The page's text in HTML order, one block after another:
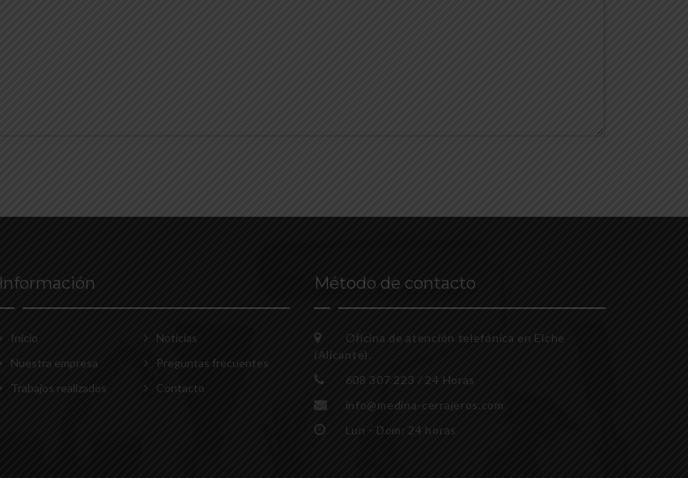
Información
Inicio
Noticias
Nuestra empresa
Preguntas frecuentes
Trabajos realizados
Contacto
Método de contacto
Oficina de atención telefónica en Elche
(Alicante).
608 307 223 / 24 Horas
info@medina-cerrajeros.com
Lun - Dom: 24 horas